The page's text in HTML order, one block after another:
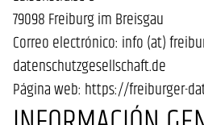
79098 Freiburg im Breisgau
Correo electrónico: info (at)
datenschutzgesellschaft.de
Página web: https://freiburger-